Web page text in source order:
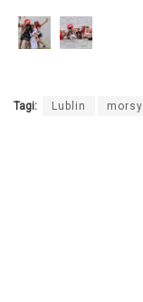
Tagi: Lublin morsy